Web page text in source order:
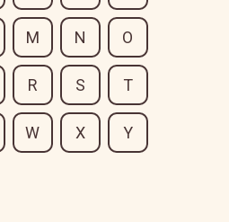
M N O
R S T
W X Y